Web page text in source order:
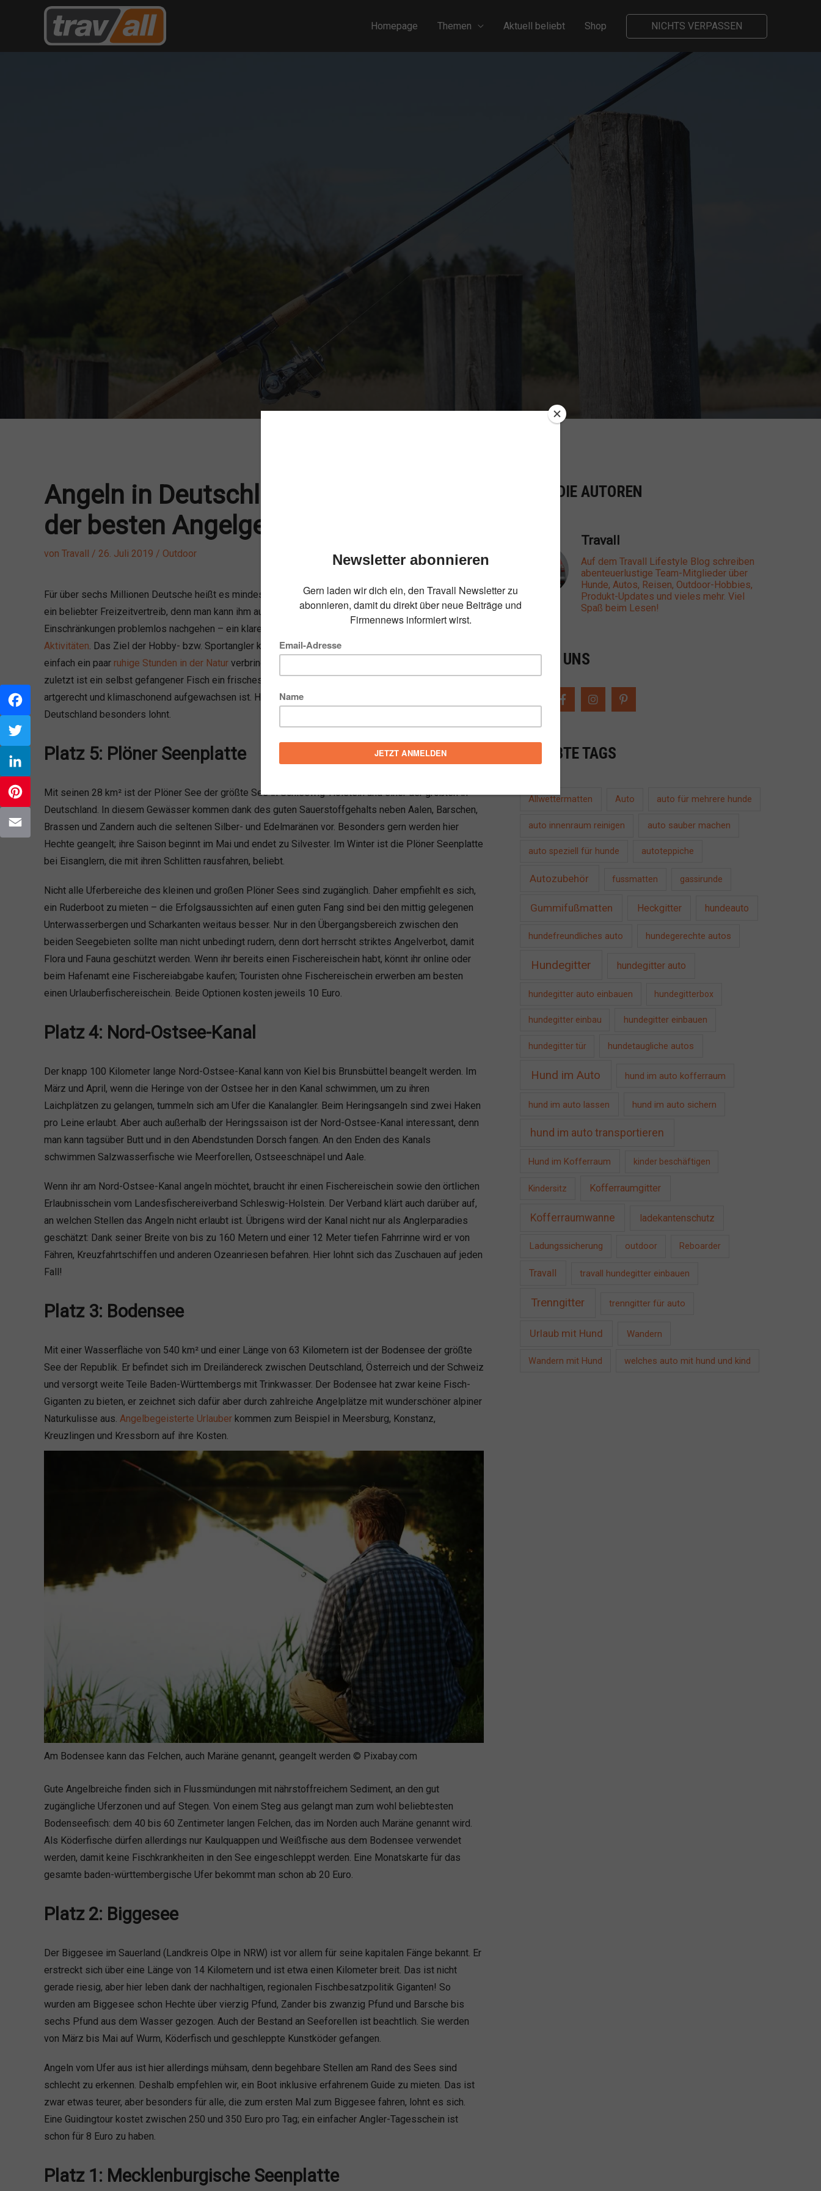
Homepage Themen Aktuell beliebt Shop NICHTS VERPASSEN
Angeln in Deutschland – unsere Top 5
der besten Angelgewässer
von Travall / 26. Juli 2019 / Outdoor
Für über sechs Millionen Deutsche heißt es mindestens einmal pro Jahr “Petri Heil”. Angeln ist definitiv
ein beliebter Freizeitvertreib, denn man kann ihm auch bis ins hohen Alter und mit körperlichen
Einschränkungen problemlos nachgehen – ein klarer Vorteil gegenüber vielen anderen
Aktivitäten . Das Ziel der Hobby- bzw. Sportangler kann dabei ganz unterschiedlich sein: Einige wollen
einfach ein paar ruhige Stunden in der Natur verbringen, andere hoffen auf einen Rekordfang. Und nicht
zuletzt ist ein selbst gefangener Fisch ein frisches, regionales Lebensmittel, das nachhaltig,
artgerecht und klimaschonend aufgewachsen ist. Heute zeigen wir euch, wo sich das Angeln in
Deutschland besonders lohnt.
Platz 5: Plöner Seenplatte
Mit seinen 28 km² ist der Plöner See der größte See in Schleswig-Holstein und einer der größten in
Deutschland. In diesem Gewässer kommen dank des guten Sauerstoffgehalts neben Aalen, Barschen,
Brassen und Zandern auch die seltenen Silber- und Edelmaränen vor. Besonders gern werden hier
Hechte geangelt; ihre Saison beginnt im Mai und endet zu Silvester. Im Winter ist die Plöner Seenplatte
bei Eisanglern, die mit ihren Schlitten rausfahren, beliebt.
Nicht alle Uferbereiche des kleinen und großen Plöner Sees sind zugänglich. Daher empfiehlt es sich,
ein Ruderboot zu mieten – die Erfolgsaussichten auf einen guten Fang sind bei den mittig gelegenen
Unterwasserbergen und Scharkanten weitaus besser. Nur in den Übergangsbereich zwischen den
beiden Seegebieten sollte man nicht unbedingt rudern, denn dort herrscht striktes Angelverbot, damit
Flora und Fauna geschützt werden. Wenn ihr bereits einen Fischereischein habt, könnt ihr online oder
beim Hafenamt eine Fischereiabgabe kaufen; Touristen ohne Fischereischein erwerben am besten
einen Urlauberfischereischein. Beide Optionen kosten jeweils 10 Euro.
Platz 4: Nord-Ostsee-Kanal
Der knapp 100 Kilometer lange Nord-Ostsee-Kanal kann von Kiel bis Brunsbüttel beangelt werden. Im
März und April, wenn die Heringe von der Ostsee her in den Kanal schwimmen, um zu ihren
Laichplätzen zu gelangen, tummeln sich am Ufer die Kanalangler. Beim Heringsangeln sind zwei Haken
pro Leine erlaubt. Aber auch außerhalb der Heringssaison ist der Nord-Ostsee-Kanal interessant, denn
man kann tagsüber Butt und in den Abendstunden Dorsch fangen. An den Enden des Kanals
schwimmen Salzwasserfische wie Meerforellen, Ostseeschnäpel und Aale.
Wenn ihr am Nord-Ostsee-Kanal angeln möchtet, braucht ihr einen Fischereischein sowie den örtlichen
Erlaubnisschein vom Landesfischereiverband Schleswig-Holstein. Der Verband klärt auch darüber auf,
an welchen Stellen das Angeln nicht erlaubt ist. Übrigens wird der Kanal nicht nur als Anglerparadies
geschätzt: Dank seiner Breite von bis zu 160 Metern und einer 12 Meter tiefen Fahrrinne wird er von
Fähren, Kreuzfahrtschiffen und anderen Ozeanriesen befahren. Hier lohnt sich das Zuschauen auf jeden
Fall!
Platz 3: Bodensee
Mit einer Wasserfläche von 540 km² und einer Länge von 63 Kilometern ist der Bodensee der größte
See der Republik. Er befindet sich im Dreiländereck zwischen Deutschland, Österreich und der Schweiz
und versorgt weite Teile Baden-Württembergs mit Trinkwasser. Der Bodensee hat zwar keine Fisch-
Giganten zu bieten, er zeichnet sich dafür aber durch zahlreiche Angelplätze mit wunderschöner alpiner
Naturkulisse aus. Angelbegeisterte Urlauber kommen zum Beispiel in Meersburg, Konstanz,
Kreuzlingen und Kressborn auf ihre Kosten.
Am Bodensee kann das Felchen, auch Maräne genannt, geangelt werden © Pixabay.com
Gute Angelbreiche finden sich in Flussmündungen mit nährstoffreichem Sediment, an den gut
zugängliche Uferzonen und auf Stegen. Von einem Steg aus gelangt man zum wohl beliebtesten
Bodenseefisch: dem 40 bis 60 Zentimeter langen Felchen, das im Norden auch Maräne genannt wird.
Als Köderfische dürfen allerdings nur Kaulquappen und Weißfische aus dem Bodensee verwendet
werden, damit keine Fischkrankheiten in den See eingeschleppt werden. Eine Monatskarte für das
gesamte baden-württembergische Ufer bekommt man schon ab 20 Euro.
Platz 2: Biggesee
Der Biggesee im Sauerland (Landkreis Olpe in NRW) ist vor allem für seine kapitalen Fänge bekannt. Er
erstreckt sich über eine Länge von 14 Kilometern und ist etwa einen Kilometer breit. Das ist nicht
gerade riesig, aber hier leben dank der nachhaltigen, regionalen Fischbesatzpolitik Giganten! So
wurden am Biggesee schon Hechte über vierzig Pfund, Zander bis zwanzig Pfund und Barsche bis
sechs Pfund aus dem Wasser gezogen. Auch der Bestand an Seeforellen ist beachtlich. Sie werden
von März bis Mai auf Wurm, Köderfisch und geschleppte Kunstköder gefangen.
Angeln vom Ufer aus ist hier allerdings mühsam, denn begehbare Stellen am Rand des Sees sind
schlecht zu erkennen. Deshalb empfehlen wir, ein Boot inklusive erfahrenem Guide zu mieten. Das ist
zwar etwas teurer, aber besonders für alle, die zum ersten Mal zum Biggesee fahren, lohnt es sich.
Eine Guidingtour kostet zwischen 250 und 350 Euro pro Tag; ein einfacher Angler-Tagesschein ist
schon für 8 Euro zu haben.
Platz 1: Mecklenburgische Seenplatte
ÜBER DIE AUTOREN
Travall
Auf dem Travall Lifestyle Blog schreiben
abenteuerlustige Team-Mitglieder über
Hunde, Autos, Reisen, Outdoor-Hobbies,
Produkt-Updates und vieles mehr. Viel
Spaß beim Lesen!
FOLGE UNS
BELIEBTE TAGS
Allwettermatten Auto auto für mehrere hunde
auto innenraum reinigen auto sauber machen
auto speziell für hunde autoteppiche
Autozubehör fussmatten gassirunde
Gummifußmatten Heckgitter hundeauto
hundefreundliches auto hundegerechte autos
Hundegitter hundegitter auto
hundegitter auto einbauen hundegitterbox
hundegitter einbau hundegitter einbauen
hundegitter tür hundetaugliche autos
Hund im Auto hund im auto kofferraum
hund im auto lassen hund im auto sichern
hund im auto transportieren
Hund im Kofferraum kinder beschäftigen
Kindersitz Kofferraumgitter
Kofferraumwanne ladekantenschutz
Ladungssicherung outdoor Reboarder
Travall travall hundegitter einbauen
Trenngitter trenngitter für auto
Urlaub mit Hund Wandern
Wandern mit Hund welches auto mit hund und kind
Facebook
Twitter
LinkedIn
Pinterest